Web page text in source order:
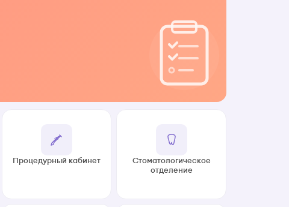
Процедурный кабинет
Стоматологическое
отделение